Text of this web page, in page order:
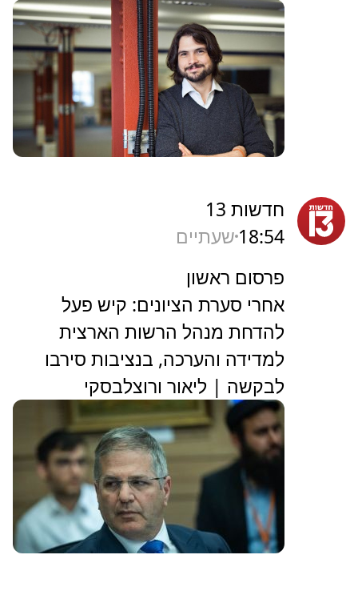
חדשות 13
18:54 שעתיים
פרסום ראשון
אחרי סערת הציונים: קיש פעל
להדחת מנהל הרשות הארצית
למדידה והערכה, בנציבות סירבו
לבקשה | ליאור ורוצלבסקי